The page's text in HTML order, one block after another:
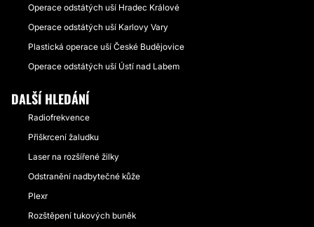
Operace odstátých uší Hradec Králové
Operace odstátých uší Karlovy Vary
Plastická operace uší České Budějovice
Operace odstátých uší Ústí nad Labem
DALŠÍ HLEDÁNÍ
Radiofrekvence
Přiškrcení žaludku
Laser na rozšířené žilky
Odstranění nadbytečné kůže
Plexr
Rozštěpení tukových buněk